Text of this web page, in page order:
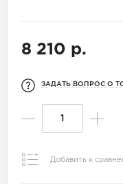
8 210 р.
ЗАДАТЬ ВОПРОС О
Добавить к